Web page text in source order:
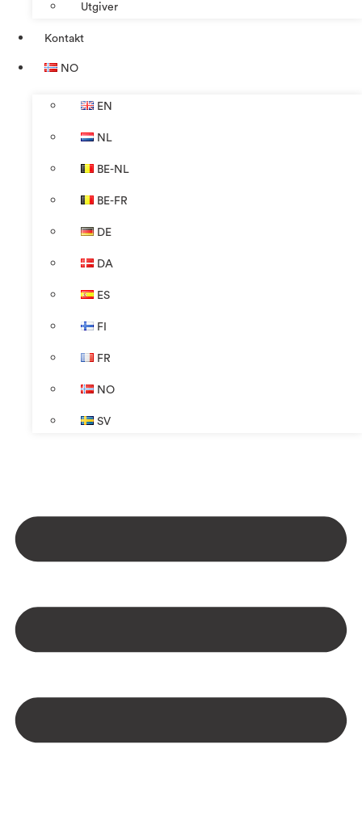
Utgiver
Kontakt
NO
EN
NL
BE-NL
BE-FR
DE
DA
ES
FI
FR
NO
SV